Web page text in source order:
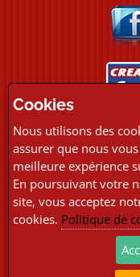
Cookies
Nous utilisons des
assurer que nous
meilleure expérience
En poursuivant votre
site, vous acceptez
cookies. Politique de